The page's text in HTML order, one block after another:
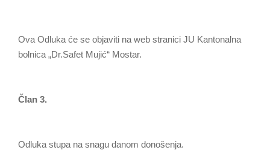
Ova Odluka će se objaviti na web stranici JU Kantonalna
bolnica „Dr.Safet Mujić“ Mostar.
Član 3.
Odluka stupa na snagu danom donošenja.